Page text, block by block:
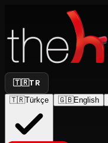
🇹🇷TR
🇹🇷Türkçe 🇬🇧English